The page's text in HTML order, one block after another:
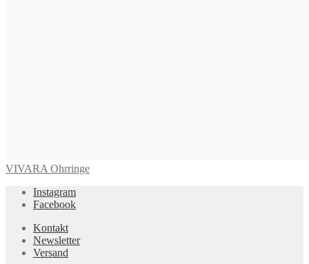
VIVARA Ohrringe
Instagram
Facebook
Kontakt
Newsletter
Versand